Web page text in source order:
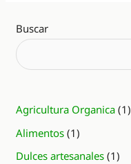
Buscar
Agricultura Organica (1)
Alimentos (1)
Dulces artesanales (1)